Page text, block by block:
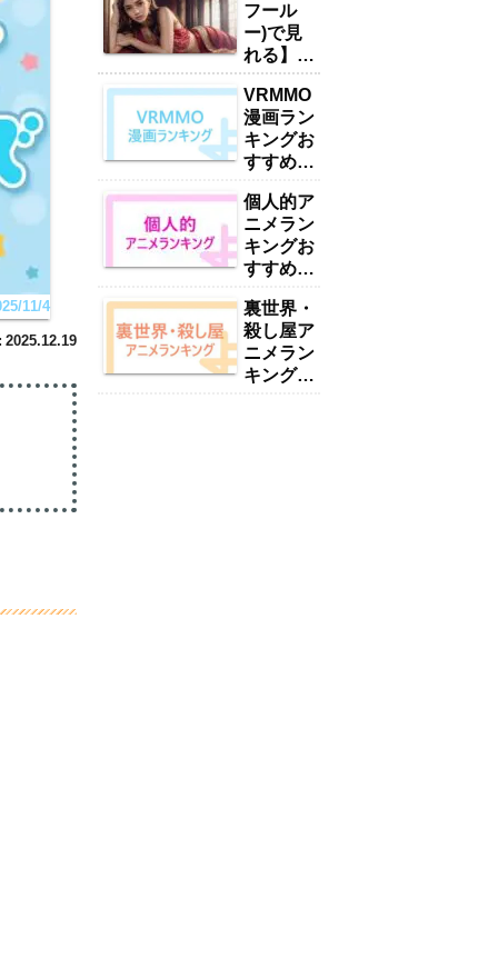
11/4
2025.12.19
フール
ー)で見
れる】お
すすめい
やん・ハ
ーレムア
ニメラン
キング
15選
「2025
年最新」
VRMMO
漫画ラン
キングお
すすめ
「2025
年最新」
個人的ア
ニメラン
キングお
すすめ
【2025
年最新】
裏世界・
殺し屋ア
ニメラン
キングお